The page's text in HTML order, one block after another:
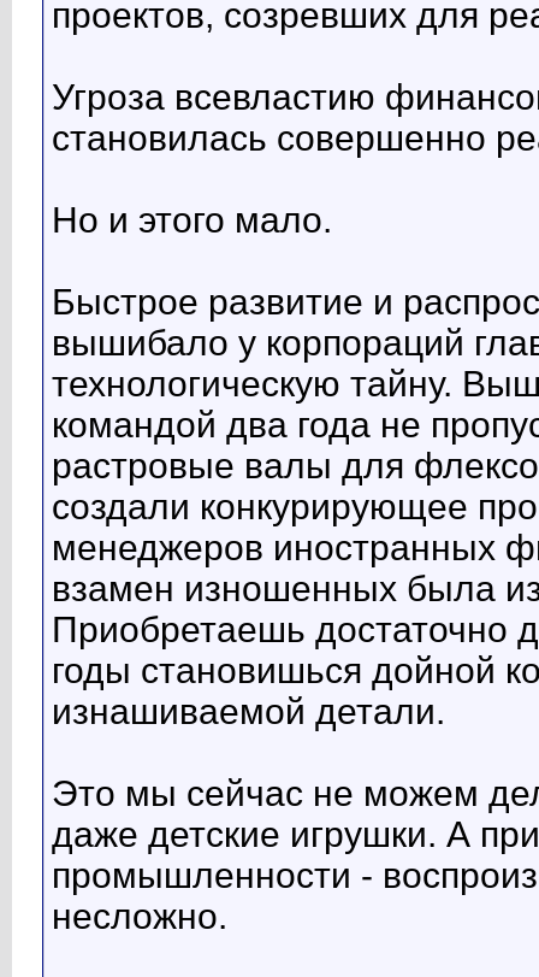
проектов, созревших для
Угроза всевластию
становилась совершенно
Но и этого мало.
Быстрое развитие и
вышибало у корпораций
технологическую тайну.
командой два года не
растровые валы для
создали конкурирующее
менеджеров иностранных
взамен изношенных была
Приобретаешь достаточно
годы становишься дойной
изнашиваемой детали.
Это мы сейчас не можем
даже детские игрушки. А
промышленности -
несложно.